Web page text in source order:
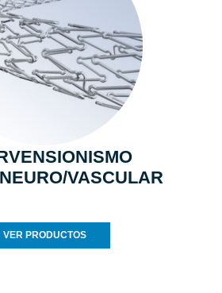
VASCULAR
VER PRODUCTOS